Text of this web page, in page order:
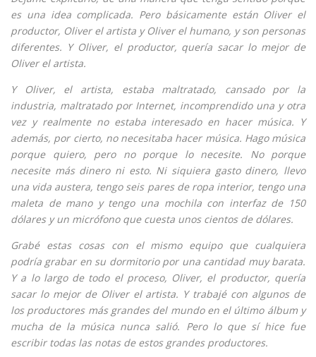
es una idea complicada. Pero básicamente están Oliver el
productor, Oliver el artista y Oliver el humano, y son personas
diferentes. Y Oliver, el productor, quería sacar lo mejor de
Oliver el artista.
Y Oliver, el artista, estaba maltratado, cansado por la
industria, maltratado por Internet, incomprendido una y otra
vez y realmente no estaba interesado en hacer música. Y
además, por cierto, no necesitaba hacer música. Hago música
porque quiero, pero no porque lo necesite. No porque
necesite más dinero ni esto. Ni siquiera gasto dinero, llevo
una vida austera, tengo seis pares de ropa interior, tengo una
maleta de mano y tengo una mochila con interfaz de 150
dólares y un micrófono que cuesta unos cientos de dólares.
Grabé estas cosas con el mismo equipo que cualquiera
podría grabar en su dormitorio por una cantidad muy barata.
Y a lo largo de todo el proceso, Oliver, el productor, quería
sacar lo mejor de Oliver el artista. Y trabajé con algunos de
los productores más grandes del mundo en el último álbum y
mucha de la música nunca salió. Pero lo que sí hice fue
escribir todas las notas de estos grandes productores.